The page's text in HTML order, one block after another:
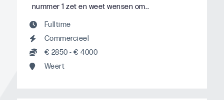
nummer 1 zet en weet wensen om...
Fulltime
Commercieel
€ 2850 - € 4000
Weert